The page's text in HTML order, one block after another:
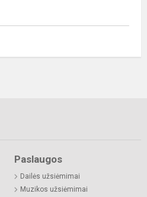
Paslaugos
Dailės užsiėmimai
Muzikos užsiėmimai